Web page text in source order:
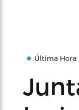
Última Hora